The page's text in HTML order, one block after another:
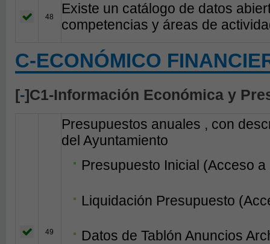
48
Existe un catálogo de datos
competencias y áreas de
C-ECONÓMICO
[-]C1-Información Económica y
49
Presupuestos anuales , con
del Ayuntamiento
Presupuesto Inicial (Acceso
Liquidación Presupuesto
Datos de Tablón Anuncios